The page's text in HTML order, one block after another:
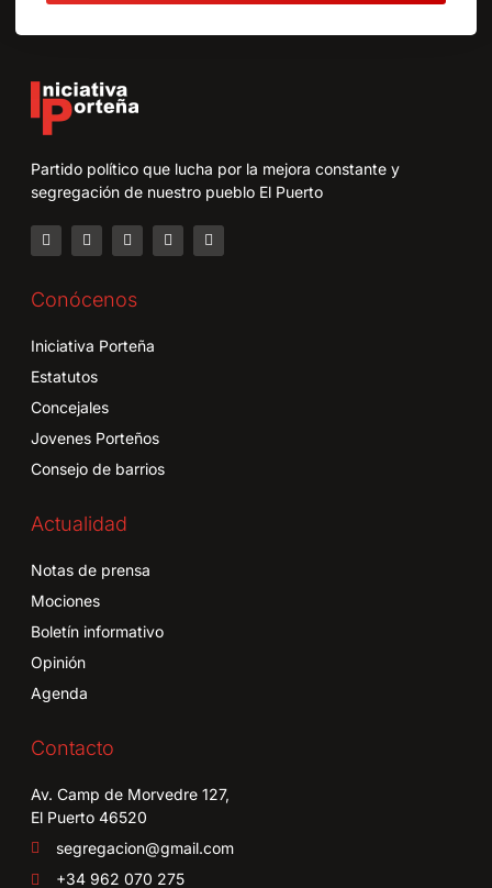
Partido político que lucha por la mejora constante y
segregación de nuestro pueblo El Puerto
Conócenos
Iniciativa Porteña
Estatutos
Concejales
Jovenes Porteños
Consejo de barrios
Actualidad
Notas de prensa
Mociones
Boletín informativo
Opinión
Agenda
Contacto
Av. Camp de Morvedre 127,
El Puerto 46520
segregacion@gmail.com
+34 962 070 275